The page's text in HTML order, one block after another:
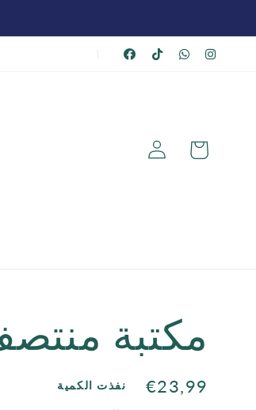
|
تسجيل
الدخول
عربة
الشراء
مكتبة
السعر
€23,99 نفذت الكمية